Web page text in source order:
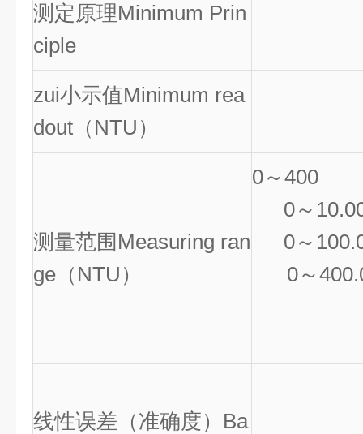
测定原理Minimum Prin
ciple
zui小示值Minimum rea
dout（NTU）
测量范围Measuring ran
ge（NTU）
0～400
0～
0～
0～
线性误差（准确度）Ba